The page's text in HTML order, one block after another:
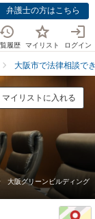
弁護士の方はこちら
履歴 マイリスト ログイン
大阪市で法律相談で
マイリストに入れる
大阪グリーンビルディング